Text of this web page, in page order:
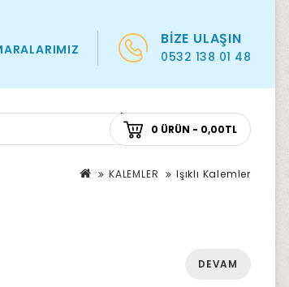
BIZE ULAŞIN
0532 138 01 48
0 ÜRÜN - 0,00TL
KALEMLER Işıklı Kalemler
DEVAM